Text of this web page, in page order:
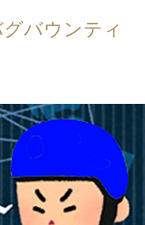
バウンティ